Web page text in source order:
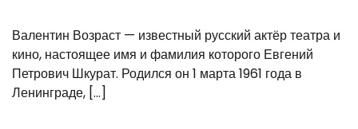
Валентин Возраст — известный русский актёр театра и
кино, настоящее имя и фамилия которого Евгений
Петрович Шкурат. Родился он 1 марта 1961 года в
Ленинграде, […]